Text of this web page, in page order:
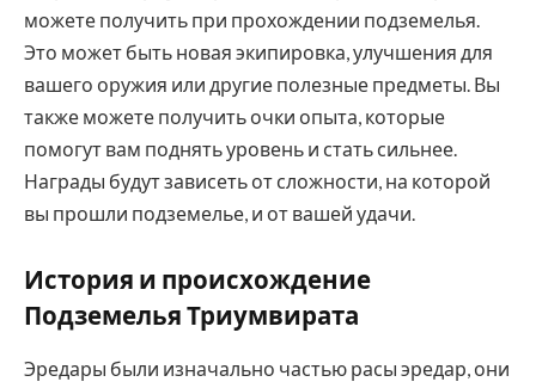
можете получить при прохождении подземелья.
Это может быть новая экипировка, улучшения для
вашего оружия или другие полезные предметы. Вы
также можете получить очки опыта, которые
помогут вам поднять уровень и стать сильнее.
Награды будут зависеть от сложности, на которой
вы прошли подземелье, и от вашей удачи.
История и происхождение
Подземелья Триумвирата
Эредары были изначально частью расы эредар, они